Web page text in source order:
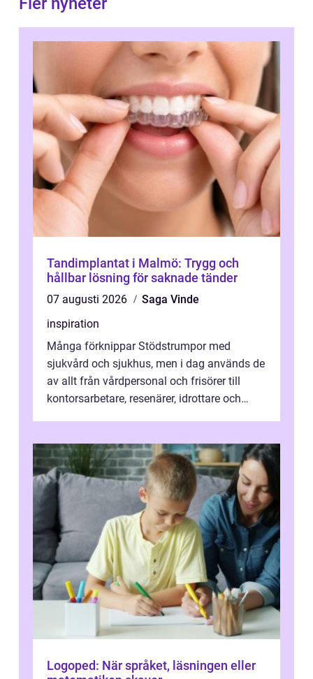
Tandimplantat i Malmö: Trygg och
hållbar lösning för saknade tänder
07 augusti 2026
Saga Vinde
inspiration
Många förknippar Stödstrumpor med
sjukvård och sjukhus, men i dag används de
av allt från vårdpersonal och frisörer till
kontorsarbetare, resenärer, idrottare och
Logoped: När språket, läsningen eller